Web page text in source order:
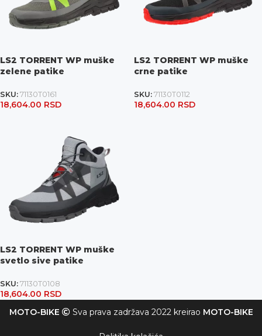
LS2 TORRENT WP muške
zelene patike
SKU: 71130T0161
18,604.00 RSD
LS2 TORRENT WP muške
crne patike
SKU: 71130T0112
18,604.00 RSD
LS2 TORRENT WP muške
svetlo sive patike
SKU: 71130T0108
18,604.00 RSD
MOTO-BIKE
Sva prava zadržava 2022 kreirao MOTO-BIKE